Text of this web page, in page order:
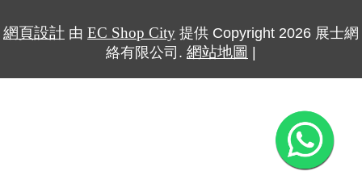
網頁設計 由 EC Shop City 提供 Copyright 2026 展士網
絡有限公司. 網站地圖